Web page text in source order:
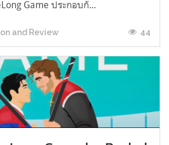
Game ประกอบกั...
and Review 44